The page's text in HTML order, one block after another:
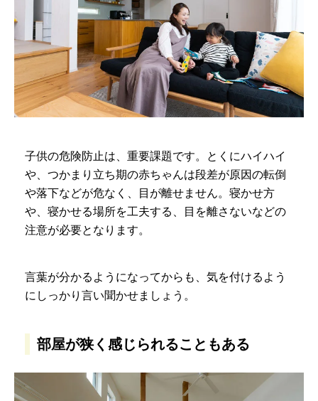
子供の危険防止は、重要課題です。とくにハイハイ
や、つかまり立ち期の赤ちゃんは段差が原因の転倒
や落下などが危なく、目が離せません。寝かせ方
や、寝かせる場所を工夫する、目を離さないなどの
注意が必要となります。
言葉が分かるようになってからも、気を付けるよう
にしっかり言い聞かせましょう。
部屋が狭く感じられることもある